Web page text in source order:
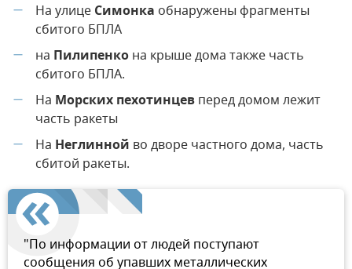
— На улице Симонка обнаружены фрагменты
сбитого БПЛА
— на Пилипенко на крыше дома также часть
сбитого БПЛА.
— На Морских пехотинцев перед домом лежит
часть ракеты
— На Неглинной во дворе частного дома, часть
сбитой ракеты.
"По информации от людей поступают
сообщения об упавших металлических